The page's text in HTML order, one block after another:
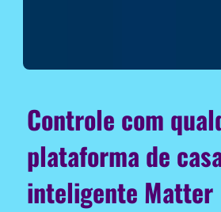
Controle com
plataforma de
inteligente Matter